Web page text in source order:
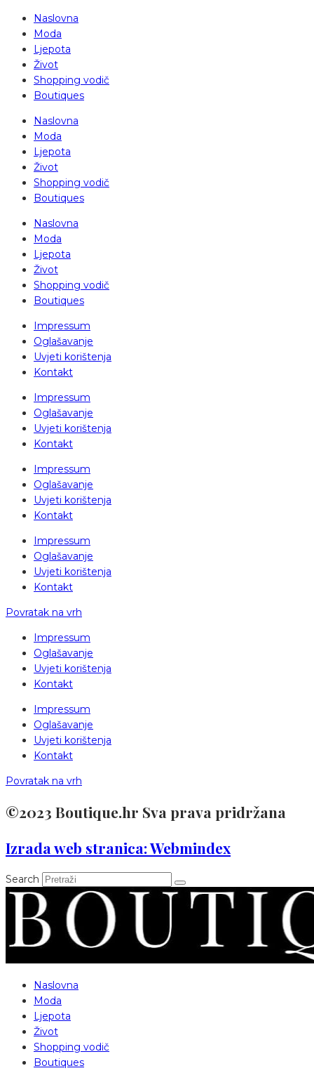
Naslovna
Moda
Ljepota
Život
Shopping vodič
Boutiques
Naslovna
Moda
Ljepota
Život
Shopping vodič
Boutiques
Naslovna
Moda
Ljepota
Život
Shopping vodič
Boutiques
Impressum
Oglašavanje
Uvjeti korištenja
Kontakt
Impressum
Oglašavanje
Uvjeti korištenja
Kontakt
Impressum
Oglašavanje
Uvjeti korištenja
Kontakt
Impressum
Oglašavanje
Uvjeti korištenja
Kontakt
Povratak na vrh
Impressum
Oglašavanje
Uvjeti korištenja
Kontakt
Impressum
Oglašavanje
Uvjeti korištenja
Kontakt
Povratak na vrh
©2023 Boutique.hr Sva prava pridržana
Izrada web stranica: Webmindex
Search
Naslovna
Moda
Ljepota
Život
Shopping vodič
Boutiques